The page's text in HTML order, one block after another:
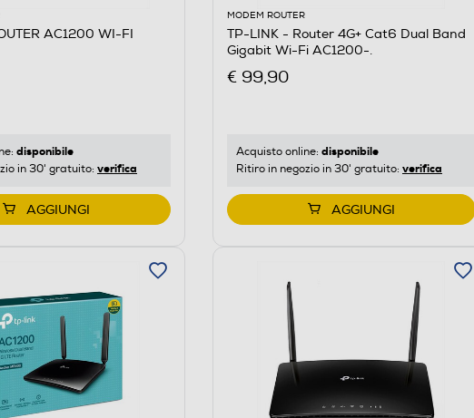
AC1200 WI-FI
disponibile
in 30' gratuito: verifica
AGGIUNGI
MODEM ROUTER
TP-LINK - Router 4G+ Cat6 Dual Band
Gigabit Wi-Fi AC1200-.
€ 99,90
Acquisto online: disponibile
Ritiro in negozio in 30' gratuito: verifica
AGGIUNGI